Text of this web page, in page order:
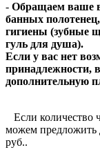
- Обращаем ваше
банных
гигиены (зубные
гуль для душа).
Если у вас нет
принадлежности,
дополнительную
Если количество
можем предложить
руб..